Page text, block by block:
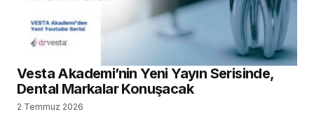
Vesta Akademi’nin Yeni Yayın Serisinde,
Dental Markalar Konuşacak
2 Temmuz 2026